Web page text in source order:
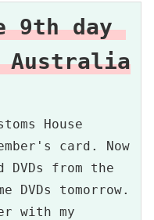
9th day
Australia
House
card. Now
DVDs from the
tomorrow.
with my